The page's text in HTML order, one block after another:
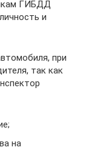
ГИБДД
и
при
так как
на